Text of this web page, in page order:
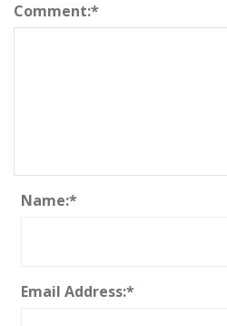
Comment:*
Name:*
Email Address:*